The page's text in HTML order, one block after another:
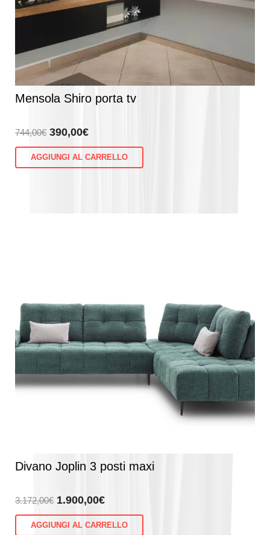
Mensola Shiro porta tv
744,00€ Il
prezzo
originale
390,00€Il
prezzo
attuale
AGGIUNGI AL CARRELLO
Divano Joplin 3 posti maxi
3.172,00€ Il
prezzo
originale
1.900,00€Il
prezzo
attuale
AGGIUNGI AL CARRELLO